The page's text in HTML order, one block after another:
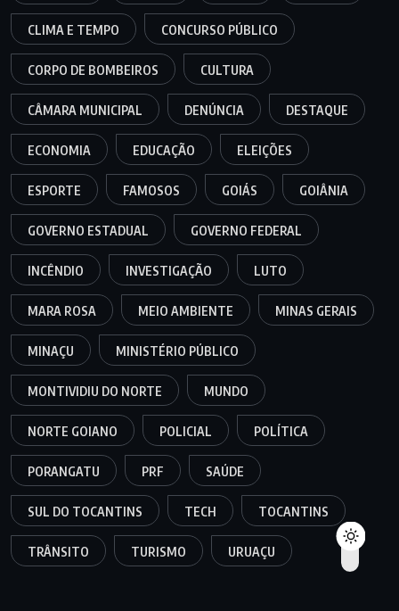
CLIMA E TEMPO CONCURSO PÚBLICO
CORPO DE BOMBEIROS CULTURA
CÂMARA MUNICIPAL DENÚNCIA DESTAQUE
ECONOMIA EDUCAÇÃO ELEIÇÕES
ESPORTE FAMOSOS GOIÁS GOIÂNIA
GOVERNO ESTADUAL GOVERNO FEDERAL
INCÊNDIO INVESTIGAÇÃO LUTO
MARA ROSA MEIO AMBIENTE MINAS GERAIS
MINAÇU MINISTÉRIO PÚBLICO
MONTIVIDIU DO NORTE MUNDO
NORTE GOIANO POLICIAL POLÍTICA
PORANGATU PRF SAÚDE
SUL DO TOCANTINS TECH TOCANTINS
TRÂNSITO TURISMO URUAÇU